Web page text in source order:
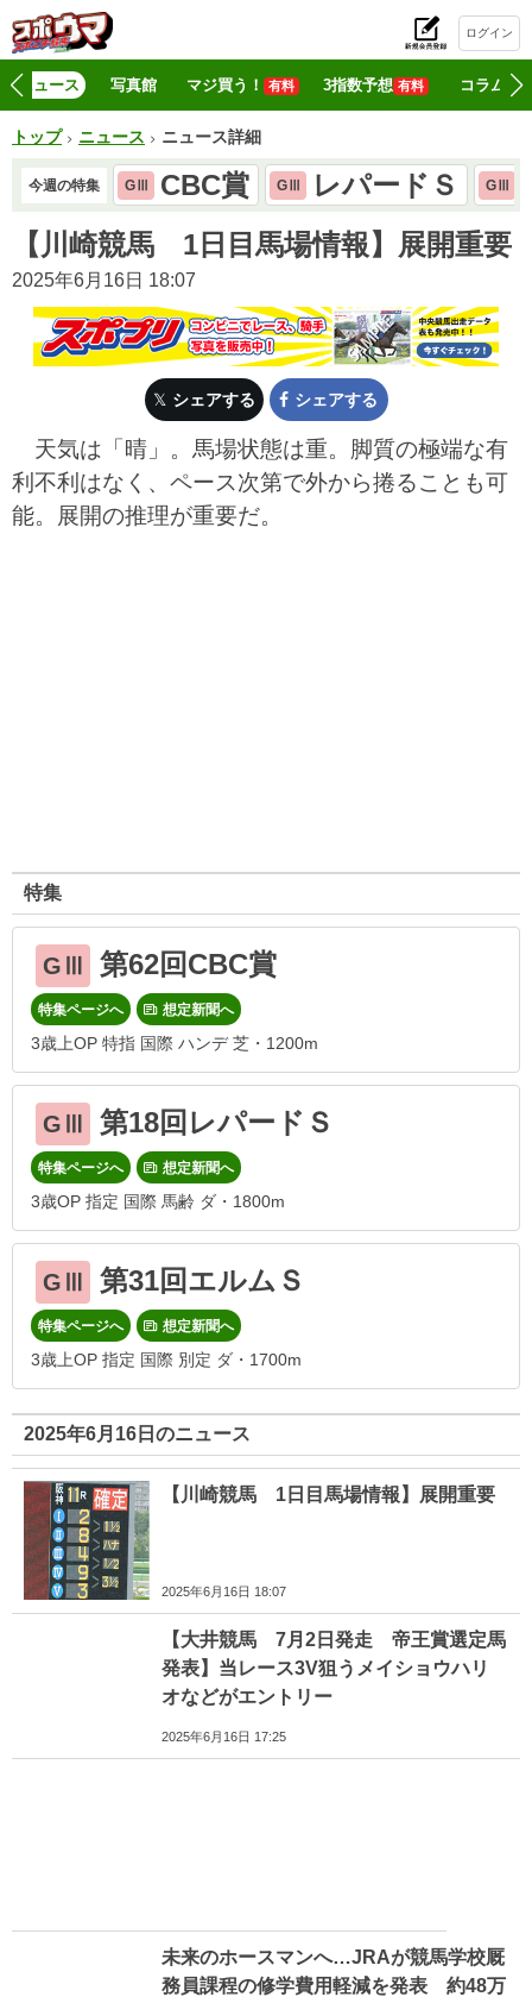
ログイン
ニュース 写真館 マジ買う！ 有料 3指数予想 有料 コラム
トップ ニュース ニュース詳細
今週の特集 GⅢ CBC賞 GⅢ レパードＳ GⅢ
【川崎競馬 1日目馬場情報】展開重要
2025年6月16日 18:07
シェアする シェアする
天気は「晴」。馬場状態は重。脚質の極端な有
利不利はなく、ペース次第で外から捲ることも可
能。展開の推理が重要だ。
特集
GⅢ 第62回CBC賞
特集ページへ 想定新聞へ
3歳上OP 特指 国際 ハンデ 芝・1200m
GⅢ 第18回レパードＳ
特集ページへ 想定新聞へ
3歳OP 指定 国際 馬齢 ダ・1800m
GⅢ 第31回エルムＳ
特集ページへ 想定新聞へ
3歳上OP 指定 国際 別定 ダ・1700m
2025年6月16日のニュース
【川崎競馬 1日目馬場情報】展開重要
2025年6月16日 18:07
【大井競馬 7月2日発走 帝王賞選定馬
発表】当レース3V狙うメイショウハリ
オなどがエントリー
2025年6月16日 17:25
未来のホースマンへ…JRAが競馬学校厩
務員課程の修学費用軽減を発表 約48万